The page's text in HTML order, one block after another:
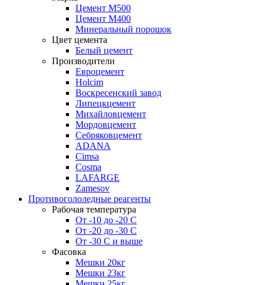
Цемент М500
Цемент М400
Минеральный порошок
Цвет цемента
Белый цемент
Производители
Евроцемент
Holcim
Воскресенский завод
Липецкцемент
Михайловцемент
Мордовцемент
Себряковцемент
ADANA
Cimsa
Cosma
LAFARGE
Zamesov
Противогололедные реагенты
Рабочая температура
От -10 до -20 С
От -20 до -30 С
От -30 С и выше
Фасовка
Мешки 20кг
Мешки 23кг